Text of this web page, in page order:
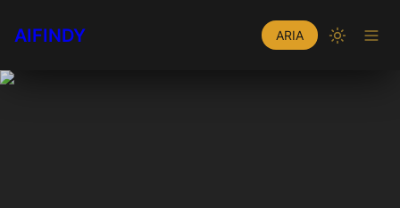
AIFINDY ARIA